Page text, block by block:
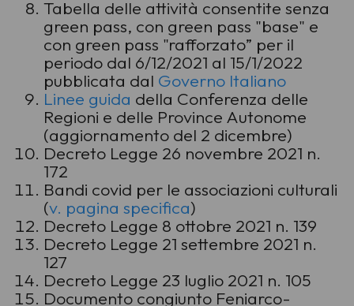
Tabella delle attività consentite senza
green pass, con green pass "base" e
con green pass "rafforzato” per il
periodo dal 6/12/2021 al 15/1/2022
pubblicata dal Governo Italiano
Linee guida della Conferenza delle
Regioni e delle Province Autonome
(aggiornamento del 2 dicembre)
Decreto Legge 26 novembre 2021 n.
172
Bandi covid per le associazioni culturali
(v. pagina specifica)
Decreto Legge 8 ottobre 2021 n. 139
Decreto Legge 21 settembre 2021 n.
127
Decreto Legge 23 luglio 2021 n. 105
Documento congiunto Feniarco-